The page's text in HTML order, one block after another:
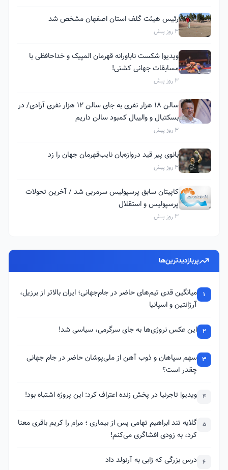
رئیس هیئت گلف استان اصفهان مشخص شد
3 روز پیش
ویدیو| شکست ناباورانه قهرمان المپیک و خداحافظی با
مسابقات جهانی کشتی!
3 روز پیش
سالن ۱۸ هزار نفری به جای سالن ۱۲ هزار نفری آزادی/ در
بسکتبال و والیبال کمبود سالن داریم
3 روز پیش
بانوی پیر قید دروازه‌بان نایب‌قهرمان جهان را زد
3 روز پیش
کاپیتان سابق پرسپولیس سرمربی شد / آخرین تحولات
پرسپولیس و استقلال
3 روز پیش
پربازدیدترین‌ها
1
میانگین قدی تیم‌های حاضر در جام‌جهانی؛ ایران بالاتر از برزیل،
آرژانتین و اسپانیا
2 این عکس نروژی‌ها به جای سرگرمی، سیاسی شد!
3 سهم سپاهان و ذوب آهن از ملی‌پوشان حاضر در جام جهانی
چقدر است؟
4 ویدیو| تاجرنیا در پخش زنده اعتراف کرد: این پروژه اشتباه بود!
5 گلایه تند ابراهیم تهامی پس از بیماری ؛ مرام را کریم باقری معنا
کرد، به زودی افشاگری می‌کنم!
6 درس بزرگی که ژابی به آرنولد داد